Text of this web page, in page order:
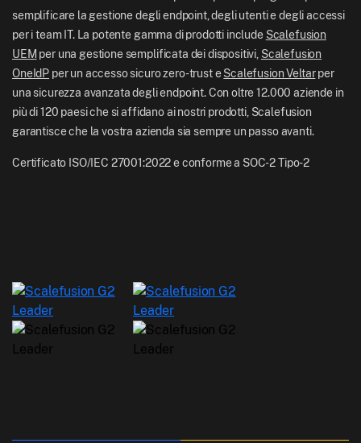
Sala stampa
Carriere
NZ: +64-9-888-4315
India: +91-63694-45500
semplificare la gestione degli endpoint, degli utenti e degli accessi
per i team IT. La potente gamma di prodotti include Scalefusion
UEM per una gestione semplificata dei dispositivi, Scalefusion
OneIdP per un accesso sicuro zero-trust eScalefusion Veltarper
una sicurezza avanzata degli endpoint. Con oltre 12.000 aziende in
più di 120 paesi che si affidano ai nostri prodotti, Scalefusion
garantisce che la vostra azienda sia sempre un passo avanti.
Certificato ISO/IEC 27001:2022 e conforme a SOC-2 Tipo-2